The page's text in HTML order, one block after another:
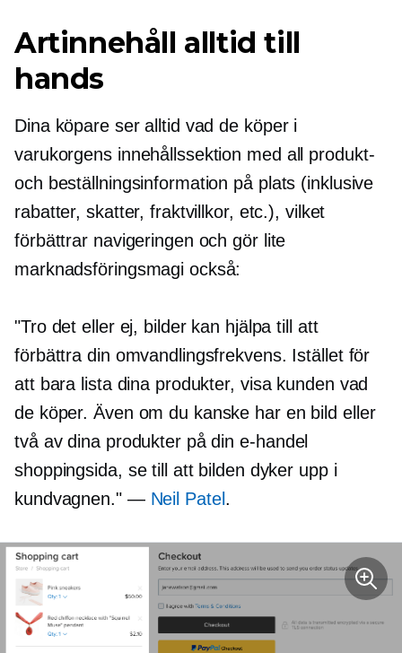
Artinnehåll alltid till
hands
Dina köpare ser alltid vad de köper i
varukorgens innehållssektion med all produkt-
och beställningsinformation på plats (inklusive
rabatter, skatter, fraktvillkor, etc.), vilket
förbättrar navigeringen och gör lite
marknadsföringsmagi också:
"Tro det eller ej, bilder kan hjälpa till att
förbättra din omvandlingsfrekvens. Istället för
att bara lista dina produkter, visa kunden vad
de köper. Även om du kanske har en bild eller
två av dina produkter på dine-handel
shoppingsida, se till att bilden dyker upp i
kundvagnen." — Neil Patel .